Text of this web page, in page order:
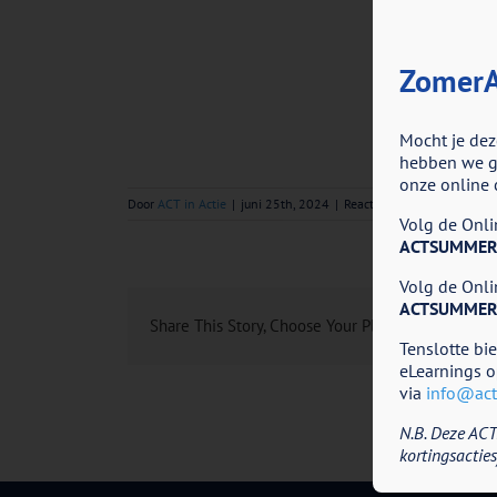
Door ACT in Actie | juni 25th, 2024 | Reacties uitgeschakeld
Share This Story, Choose Your Platform!
Mocht je
hebben we
onze online
Volg de
Volg de
Tenslotte
eLearnings
via
N.B. Deze